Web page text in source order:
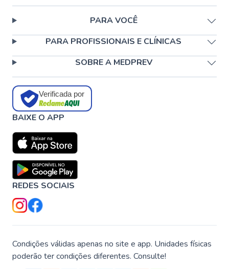
PARA VOCÊ
PARA PROFISSIONAIS E CLÍNICAS
SOBRE A MEDPREV
Verificada por
BAIXE O APP
REDES SOCIAIS
Condições válidas apenas no site e app. Unidades físicas
poderão ter condições diferentes. Consulte!